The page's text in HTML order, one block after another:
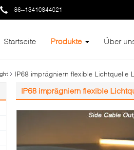
86--13410844021
Startseite Produkte Über
IP68 imprägniern flexible Lichtquelle
IP68 imprägniern flexible